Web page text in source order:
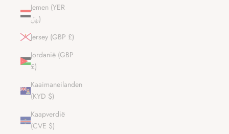
Jemen (YER
﷼)
Jersey (GBP £)
Jordanië (GBP
£)
Kaaimaneilanden
(KYD $)
Kaapverdië
(CVE $)